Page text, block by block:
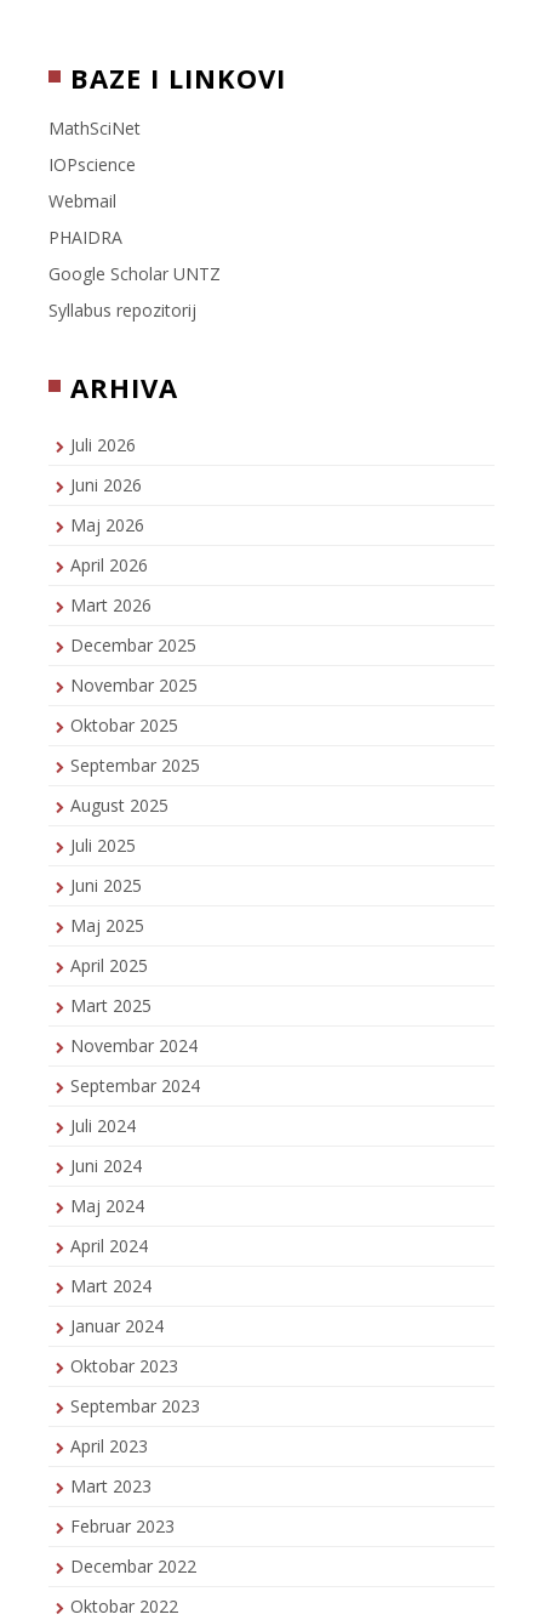
BAZE I LINKOVI
MathSciNet
IOPscience
Webmail
PHAIDRA
Google Scholar UNTZ
Syllabus repozitorij
ARHIVA
Juli 2026
Juni 2026
Maj 2026
April 2026
Mart 2026
Decembar 2025
Novembar 2025
Oktobar 2025
Septembar 2025
August 2025
Juli 2025
Juni 2025
Maj 2025
April 2025
Mart 2025
Novembar 2024
Septembar 2024
Juli 2024
Juni 2024
Maj 2024
April 2024
Mart 2024
Januar 2024
Oktobar 2023
Septembar 2023
April 2023
Mart 2023
Februar 2023
Decembar 2022
Oktobar 2022